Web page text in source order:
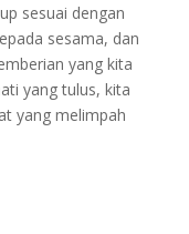
sesuai dengan
sesama, dan
yang kita
yang tulus, kita
yang melimpah